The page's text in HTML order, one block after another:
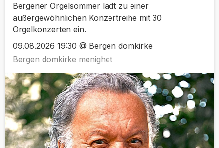
Bergener Orgelsommer lädt zu einer
außergewöhnlichen Konzertreihe mit 30
Orgelkonzerten ein.
09.08.2026 19:30 @ Bergen domkirke
Bergen domkirke menighet